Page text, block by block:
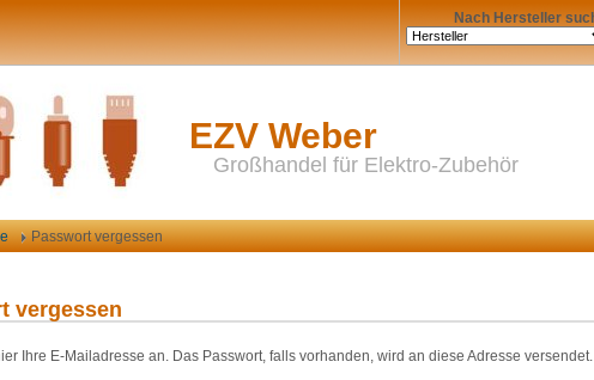
Nach Hersteller
EZV Weber
Großhandel für Elektro-Zubehör
Passwort vergessen
vergessen
Ihre E-Mailadresse an. Das Passwort, falls vorhanden, wird an diese Adresse versendet.